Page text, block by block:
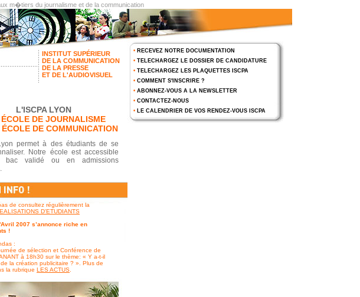
m�tiers du journalisme et de la communication
INSTITUT SUPÉRIEUR
DE LA COMMUNICATION
DE LA PRESSE
ET DE L'AUDIOVISUEL
• RECEVEZ NOTRE DOCUMENTATION
• TELECHARGEZ LE DOSSIER DE CANDIDATURE
• TELECHARGEZ LES PLAQUETTES ISCPA
• COMMENT S'INSCRIRE ?
• ABONNEZ-VOUS A LA NEWSLETTER
• CONTACTEZ-NOUS
• LE CALENDRIER DE VOS RENDEZ-VOUS ISCPA
L'ISCPA LYON
DE JOURNALISME
ÉCOLE DE COMMUNICATION
permet à des étudiants de se
Notre école est accessible
bac validé ou en admissions